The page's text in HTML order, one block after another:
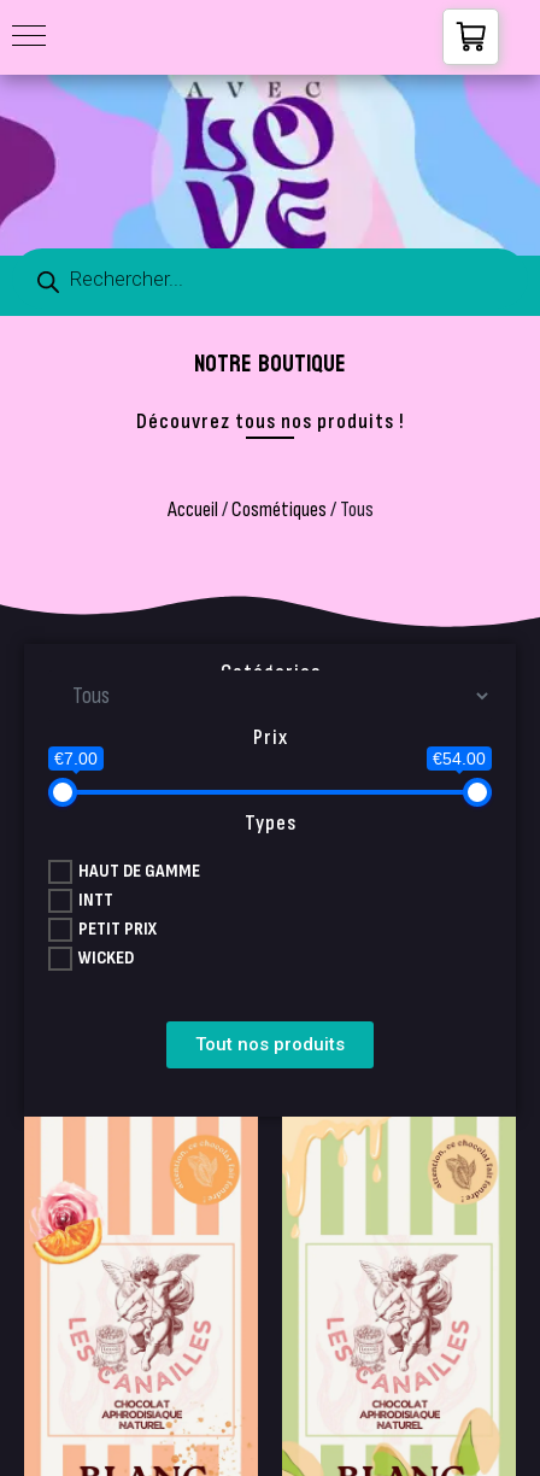
NOTRE BOUTIQUE
Découvrez tous nos produits !
Accueil/Cosmétiques/ Tous
Catégories
Prix
€7.00 €54.00
Types
HAUT DE GAMME
INTT
PETIT PRIX
WICKED
Tout nos produits